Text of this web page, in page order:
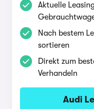
Aktuelle
Nach bestem
sortieren
Direkt zum
Verhandeln
Audi